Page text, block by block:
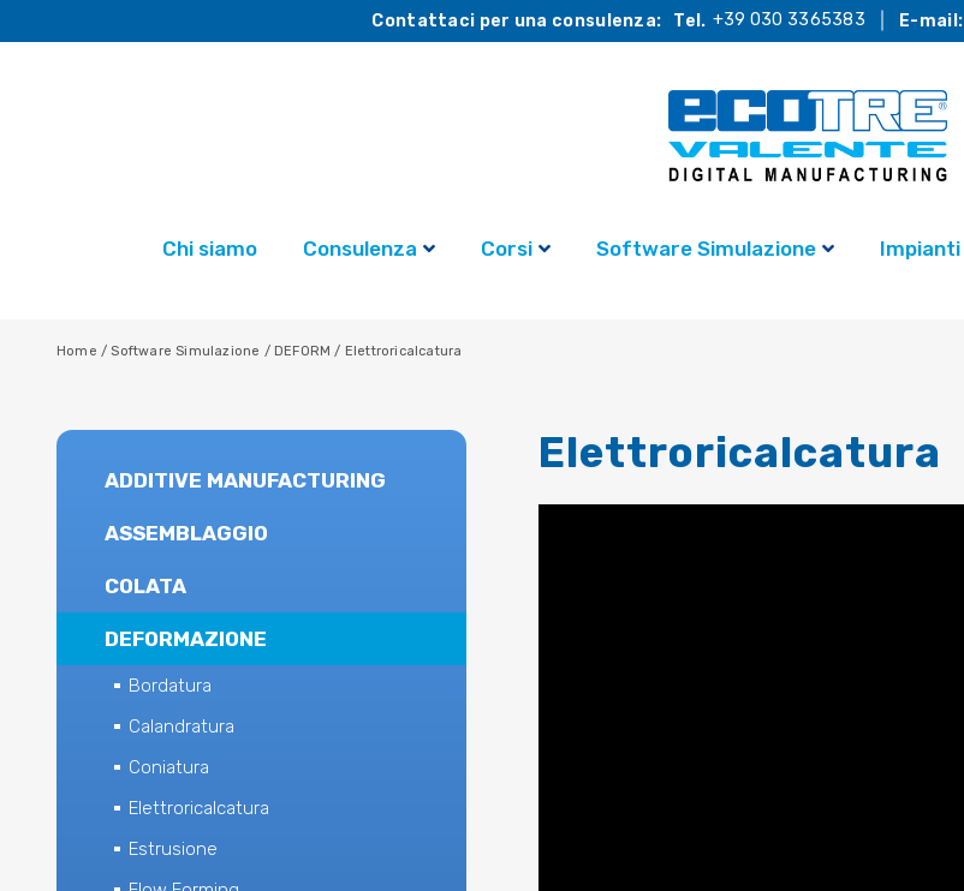
Contattaci per una consulenza: Tel. +39 030 3365383 E-mail:
Chi siamo Consulenza Corsi Software Simulazione Impianti
Home /Software Simulazione / DEFORM / Elettroricalcatura
ADDITIVE MANUFACTURING
ASSEMBLAGGIO
COLATA
DEFORMAZIONE
Bordatura
Calandratura
Coniatura
Elettroricalcatura
Estrusione
Elettroricalcatura